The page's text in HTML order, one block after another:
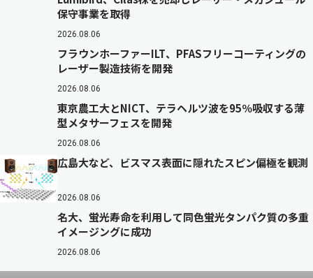
保守事業を取得
2026.08.06
フラウンホーファーILT、PFASフリーコーティングの
レーザー製造技術を開発
2026.08.06
東京農工大とNICT、テラヘルツ波を95％吸収する薄
型メタサーフェスを開発
2026.08.06
広島大など、ビスマス表面に隠れたスピン偏極を観測
2026.08.06
名大、蛍光寿命を利用して同色蛍光タンパク質の多重
イメージングに成功
2026.08.06